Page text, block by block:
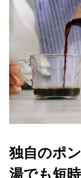
独自のポ
湯でも短